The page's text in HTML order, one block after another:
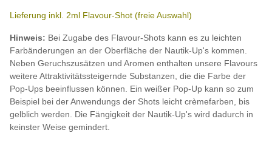
Lieferung inkl. 2ml Flavour-Shot (freie Auswahl)
Hinweis: Bei Zugabe des Flavour-Shots kann es zu leichten
Farbänderungen an der Oberfläche der Nautik-Up's kommen.
Neben Geruchszusätzen und Aromen enthalten unsere Flavours
weitere Attraktivitätssteigernde Substanzen, die die Farbe der
Pop-Ups beeinflussen können. Ein weißer Pop-Up kann so zum
Beispiel bei der Anwendungs der Shots leicht crèmefarben, bis
gelblich werden. Die Fängigkeit der Nautik-Up's wird dadurch in
keinster Weise gemindert.